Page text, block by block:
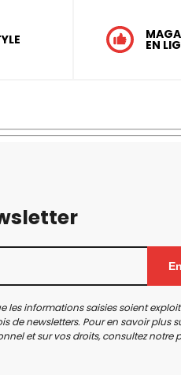
EN
les informations saisies soient
de newsletters. Pour en savoir plus
et sur vos droits, consultez notre